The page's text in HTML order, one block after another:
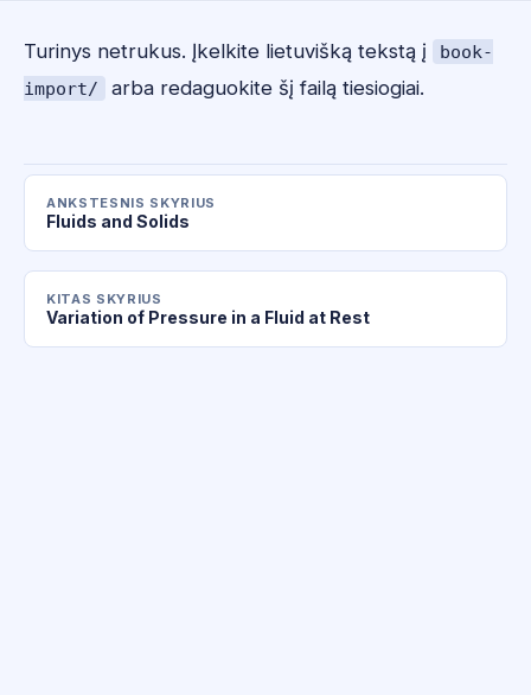
Turinys netrukus. Įkelkite lietuvišką tekstą į
book-
import/
arba redaguokite šį failą tiesiogiai.
ANKSTESNIS SKYRIUS
Fluids and Solids
KITAS SKYRIUS
Variation of Pressure in a Fluid at Rest